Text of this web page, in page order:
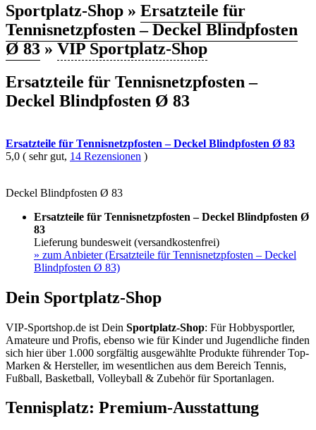
Sportplatz-Shop » Ersatzteile für
Tennisnetzpfosten – Deckel Blindpfosten
Ø 83 » VIP Sportplatz-Shop
Ersatzteile für Tennisnetzpfosten –
Deckel Blindpfosten Ø 83
Ersatzteile für Tennisnetzpfosten – Deckel Blindpfosten Ø 83
5,0 ( sehr gut, 14 Rezensionen )
Deckel Blindpfosten Ø 83
Ersatzteile für Tennisnetzpfosten – Deckel Blindpfosten Ø
83
Lieferung bundesweit (versandkostenfrei)
» zum Anbieter (Ersatzteile für Tennisnetzpfosten – Deckel
Blindpfosten Ø 83)
Dein Sportplatz-Shop
VIP-Sportshop.de ist Dein Sportplatz-Shop: Für Hobbysportler,
Amateure und Profis, ebenso wie für Kinder und Jugendliche finden
sich hier über 1.000 sorgfältig ausgewählte Produkte führender Top-
Marken & Hersteller, im wesentlichen aus dem Bereich Tennis,
Fußball, Basketball, Volleyball & Zubehör für Sportanlagen.
Tennisplatz: Premium-Ausstattung